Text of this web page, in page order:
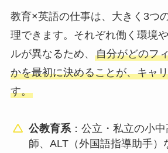
教育×英語の仕事は、大きく3つ
理できます。それぞれ働く環境
ルが異なるため、 自分がどのフ
かを最初に決めることが、キャ
す。
公教育系：公立・私立の小
師、ALT（外国語指導助手）